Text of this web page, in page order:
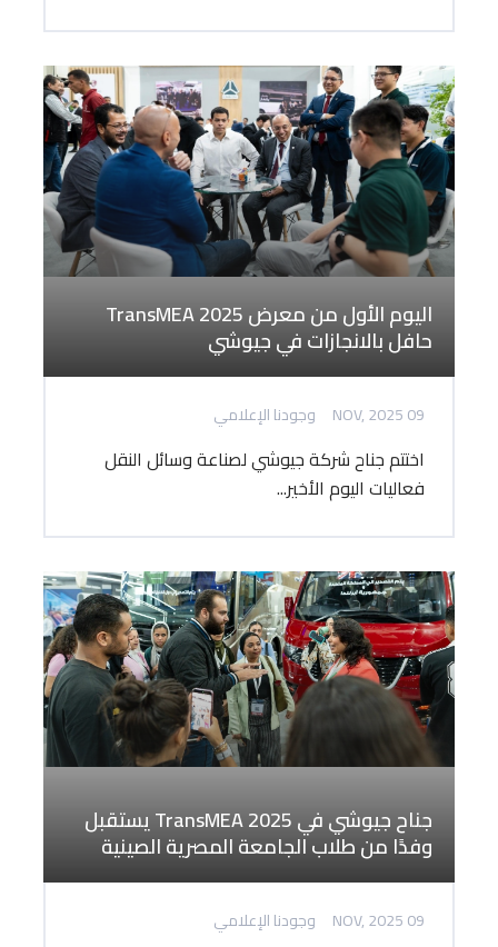
اليوم الأول من معرض TransMEA 2025
حافل بالانجازات في جيوشي
09 NOV, 2025 وجودنا الإعلامي
اختتم جناح شركة جيوشي لصناعة وسائل النقل
فعاليات اليوم الأخير...
جناح جيوشي في TransMEA 2025 يستقبل
وفدًا من طلاب الجامعة المصرية الصينية
09 NOV, 2025 وجودنا الإعلامي